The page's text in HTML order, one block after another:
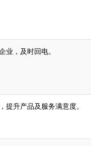
业，及时回电。
提升产品及服务满意度。